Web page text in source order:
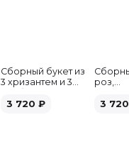
Сборный букет из
3 хризантем и 3
3 720 ₽
роз,
3 720